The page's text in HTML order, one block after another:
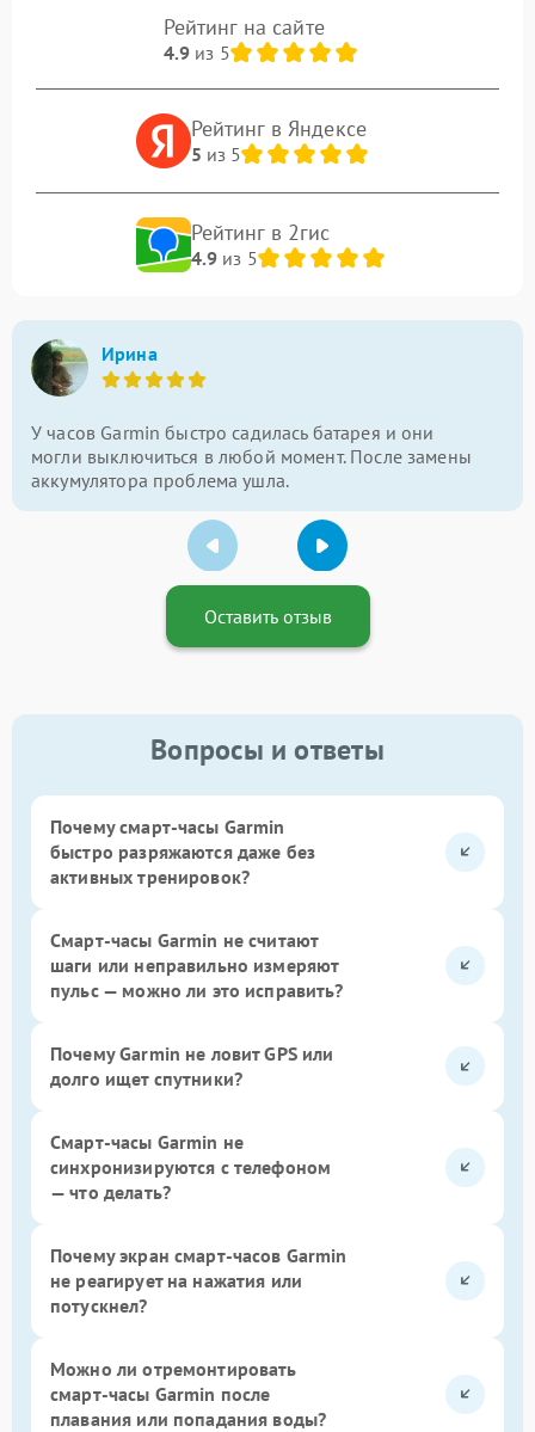
Рейтинг на сайте
4.9из 5
Рейтинг в Яндексе
5 из 5
Рейтинг в 2гис
4.9из 5
Ирина
У часов Garmin быстро садилась батарея и они
могли выключиться в любой момент. После замены
аккумулятора проблема ушла.
Оставить отзыв
Вопросы и ответы
Почему смарт-часы Garmin
быстро разряжаются даже без
активных тренировок?
Смарт-часы Garmin не считают
шаги или неправильно измеряют
пульс — можно ли это исправить?
Почему Garmin не ловит GPS или
долго ищет спутники?
Смарт-часы Garmin не
синхронизируются с телефоном
— что делать?
Почему экран смарт-часов Garmin
не реагирует на нажатия или
потускнел?
Можно ли отремонтировать
смарт-часы Garmin после
плавания или попадания воды?